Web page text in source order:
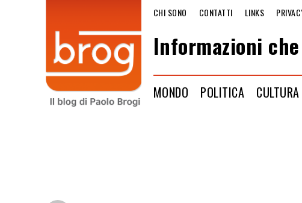
CHI SONO CONTATTI LINKS
Informazioni
MONDO POLITICA CULTURA